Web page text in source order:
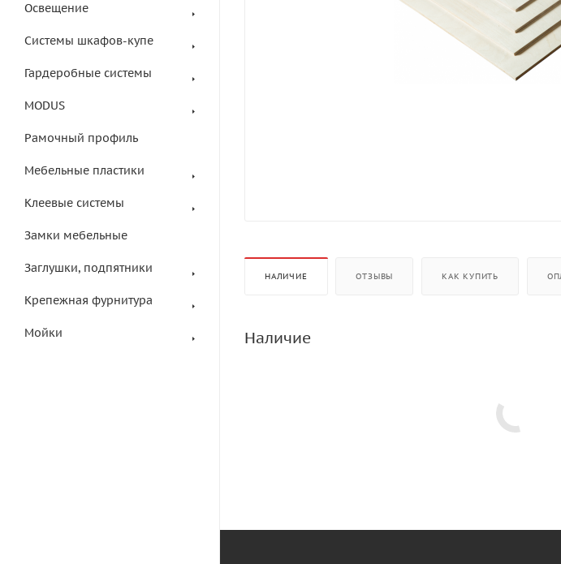
Освещение
Системы шкафов-купе
Гардеробные системы
MODUS
Рамочный профиль
Мебельные пластики
Клеевые системы
Замки мебельные
Заглушки, подпятники
Крепежная фурнитура
Мойки
НАЛИЧИЕ ОТЗЫВЫ КАК КУПИТЬ
Наличие